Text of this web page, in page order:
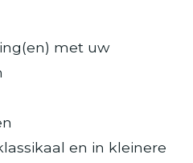
met uw
en in kleinere